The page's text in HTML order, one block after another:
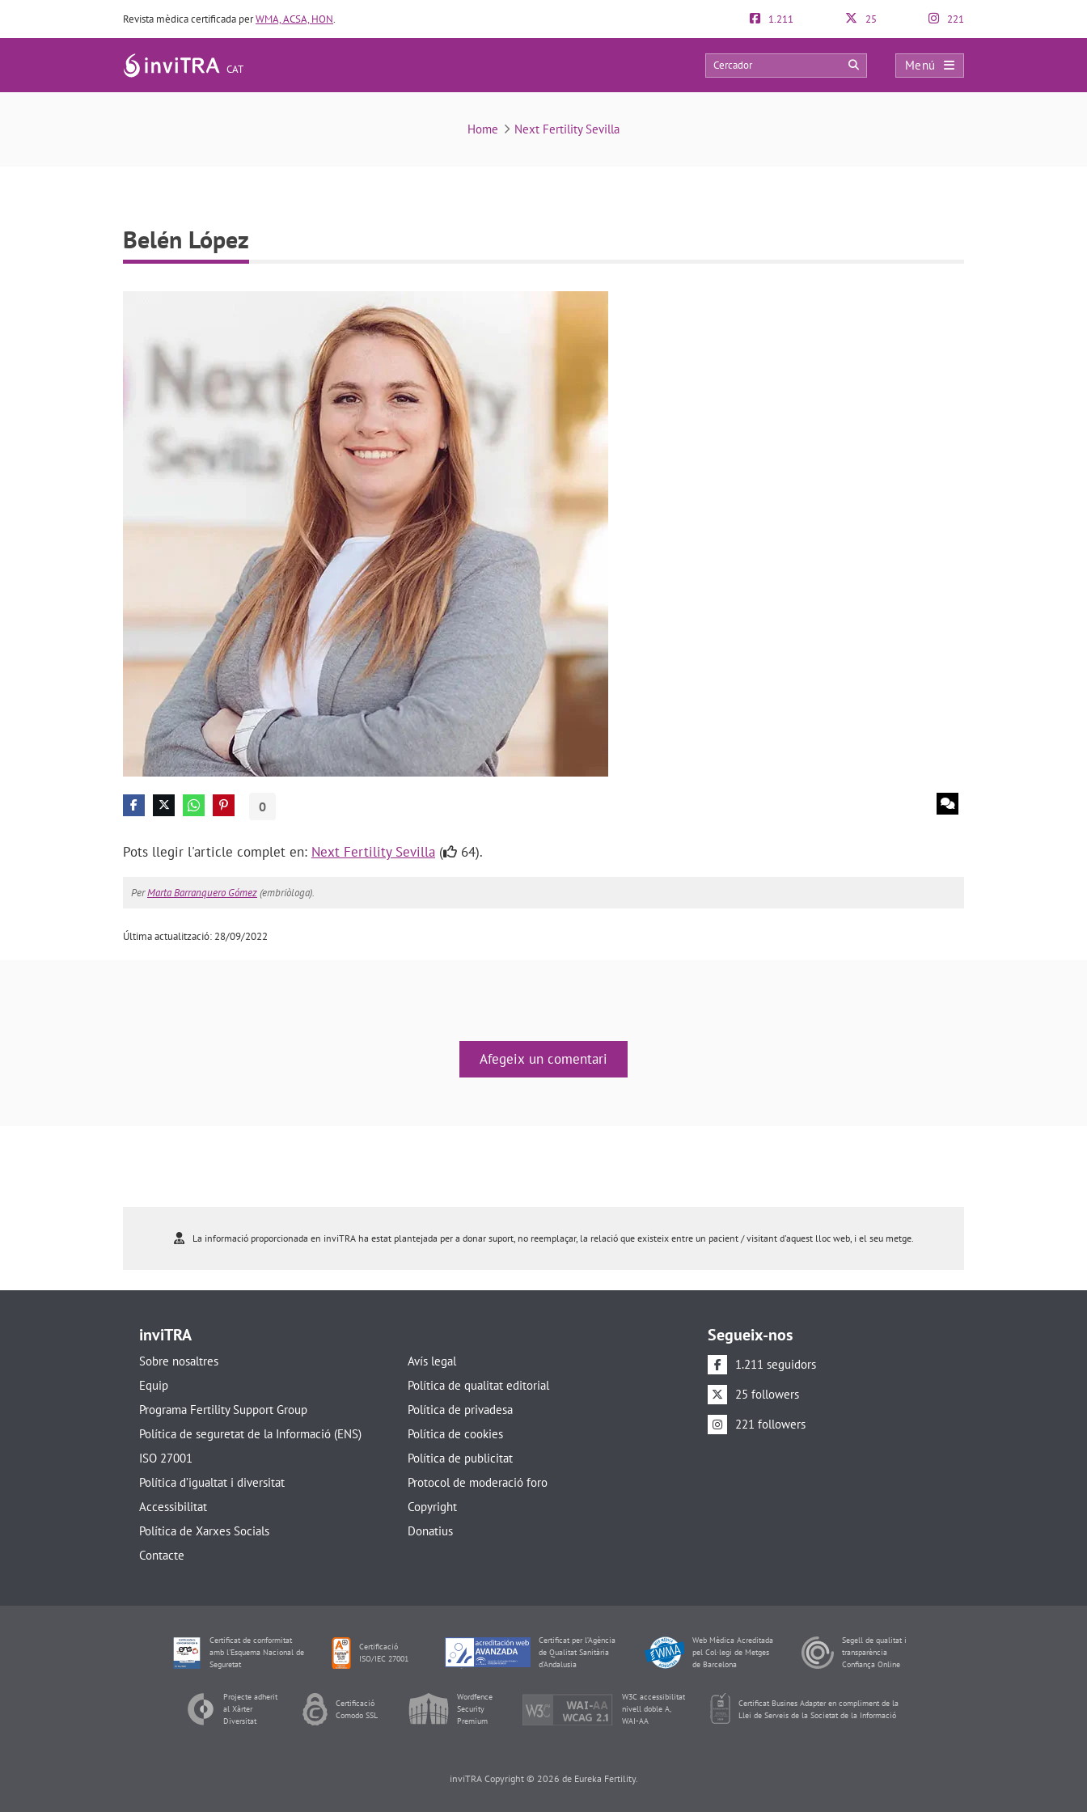
Revista mèdica certificada perWMA, ACSA, HON. 1.211 25 221
CAT
Menú
Belén López
0 0
Home Next Fertility Sevilla
Belén López
0
Pots llegir l'article complet en: Next Fertility Sevilla ( 64).
PerMarta Barranquero Gómez(embriòloga).
Última actualització: 28/09/2022
Afegeix un comentari
La informació proporcionada en inviTRA ha estat plantejada per a donar suport, no reemplaçar, la relació que existeix entre un pacient / visitant d'aquest lloc web, i el seu metge.
inviTRA
Sobre nosaltres
Equip
Programa Fertility Support Group
Política de seguretat de la Informació (ENS)
ISO 27001
Política d’igualtat i diversitat
Accessibilitat
Política de Xarxes Socials
Contacte
Avís legal
Política de qualitat editorial
Política de privadesa
Política de cookies
Política de publicitat
Protocol de moderació foro
Copyright
Donatius
Segueix-nos
1.211 seguidors
25 followers
221 followers
Certificat de conformitat
amb l'Esquema Nacional de
Seguretat
Certificació
ISO/IEC 27001
Certificat per l’Agència
de Qualitat Sanitària
d’Andalusia
Web Mèdica Acreditada
pel Col·legi de Metges
de Barcelona
Segell de qualitat i
transparència
Confiança Online
Projecte adherit
al Xàrter
Diversitat
Certificació
Comodo SSL
Wordfence
Security
Premium
W3C accessibilitat
nivell doble A,
WAI-AA
Certificat Busines Adapter en compliment de la
Llei de Serveis de la Societat de la Informació
inviTRA Copyright © 2026 de Eureka Fertility.